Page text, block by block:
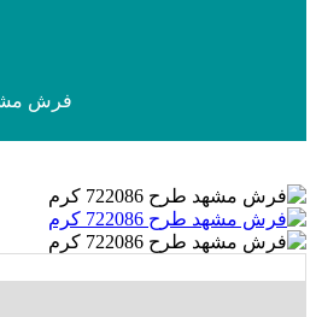
فرش مشهد